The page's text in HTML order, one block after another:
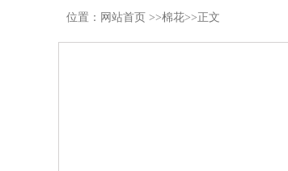
位置： 网站首页 >>棉花>>正文